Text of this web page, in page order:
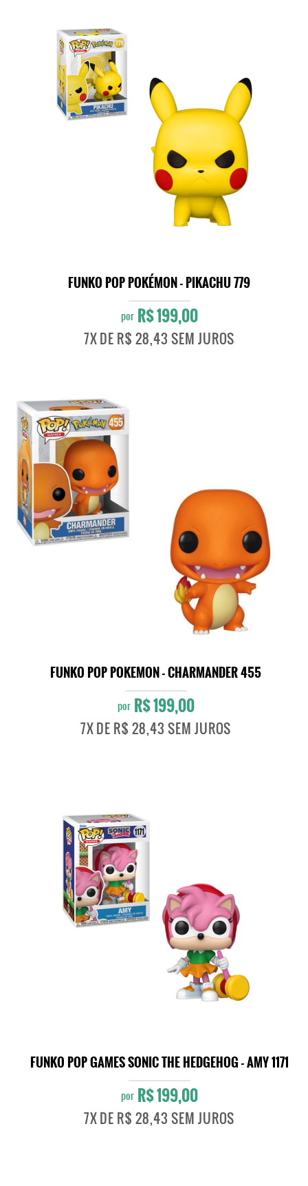
FUNKO POP POKÉMON - PIKACHU 779
por R$ 199,00
7XDE R$ 28,43 SEM JUROS
FUNKO POP POKEMON - CHARMANDER 455
por R$ 199,00
7XDE R$ 28,43 SEM JUROS
FUNKO POP GAMES SONIC THE HEDGEHOG - AMY 1171
por R$ 199,00
7XDE R$ 28,43 SEM JUROS